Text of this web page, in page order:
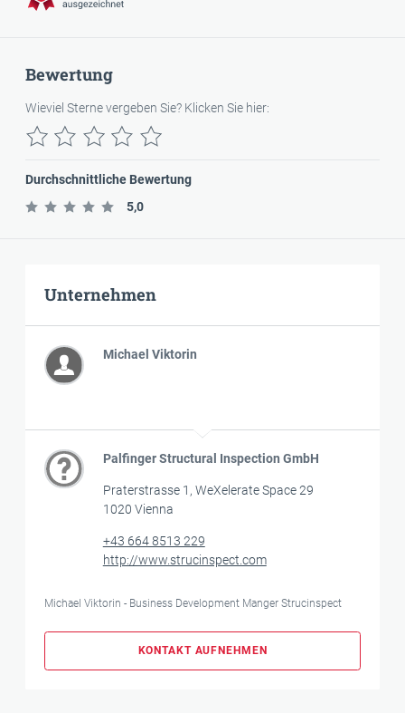
Bewertung
Wieviel Sterne vergeben Sie? Klicken Sie hier:
Durchschnittliche Bewertung
5,0
Unternehmen
Michael Viktorin
Palfinger Structural Inspection GmbH
Praterstrasse 1, WeXelerate Space 29
1020 Vienna
+43 664 8513 229
http://www.strucinspect.com
Michael Viktorin - Business Development Manger Strucinspect
KONTAKT AUFNEHMEN